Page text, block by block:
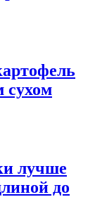
сухом
лучше
до